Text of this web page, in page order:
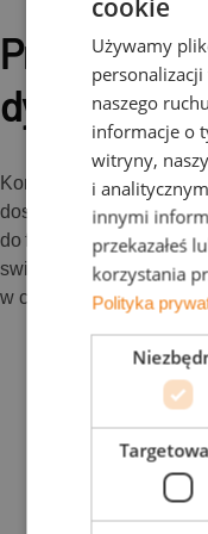
Produkt
dystrybucji
Kompletna gama taśm
dostępna w
do flagowych modeli
swissporTON –
w całym kraju.
Używamy
naszego
informacje o
witryny,
i
innymi
przekazałeś
korzystania
Polityka